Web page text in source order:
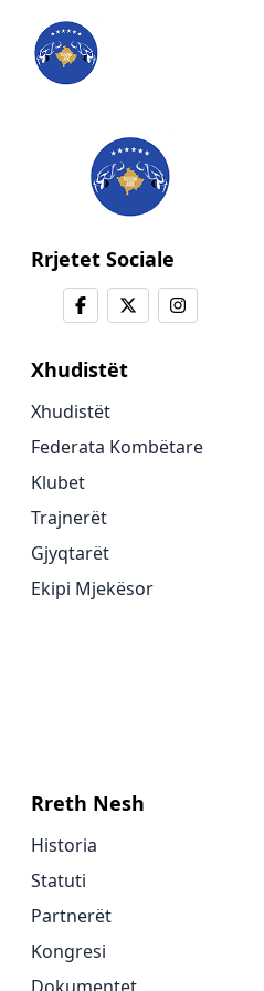
Rrjetet Sociale
Xhudistët
Xhudistët
Federata Kombëtare
Klubet
Trajnerët
Gjyqtarët
Ekipi Mjekësor
Rreth Nesh
Historia
Statuti
Partnerët
Kongresi